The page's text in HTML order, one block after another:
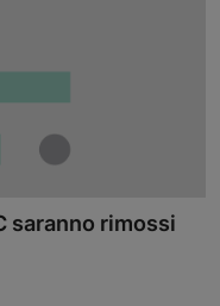
saranno rimossi